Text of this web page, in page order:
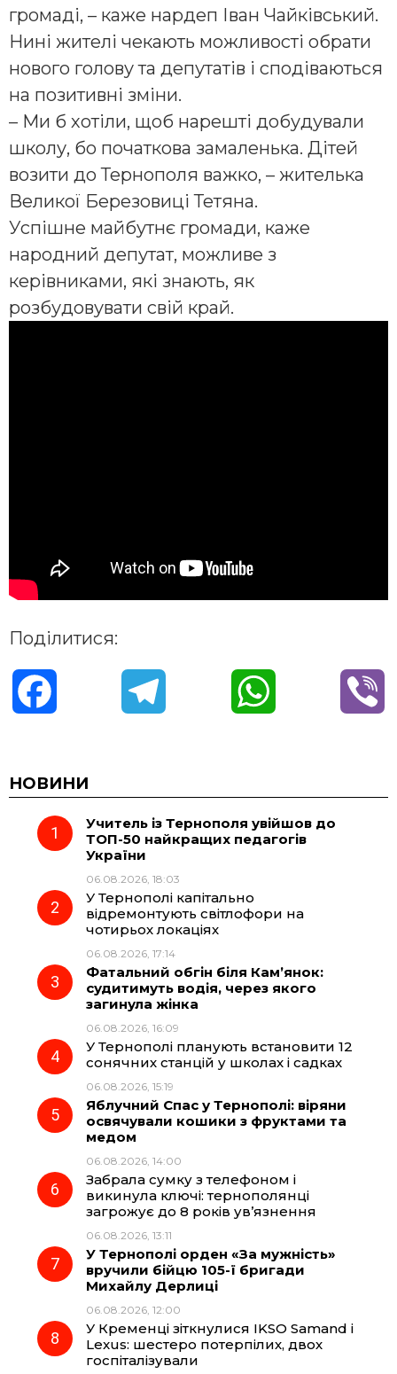
громаді, – каже нардеп Іван Чайківський.
Нині жителі чекають можливості обрати
нового голову та депутатів і сподіваються
на позитивні зміни.
– Ми б хотіли, щоб нарешті добудували
школу, бо початкова замаленька. Дітей
возити до Тернополя важко, – жителька
Великої Березовиці Тетяна.
Успішне майбутнє громади, каже
народний депутат, можливе з
керівниками, які знають, як
розбудовувати свій край.
Поділитися:
c
e
o
k
e
r
a
m
t
A
НОВИНИ
Учитель із Тернополя увійшов до
ТОП-50 найкращих педагогів
України
06.08.2026, 18:03
У Тернополі капітально
відремонтують світлофори на
чотирьох локаціях
06.08.2026, 17:14
Фатальний обгін біля Кам’янок:
судитимуть водія, через якого
загинула жінка
06.08.2026, 16:09
У Тернополі планують встановити 12
сонячних станцій у школах і садках
06.08.2026, 15:19
Яблучний Спас у Тернополі: віряни
освячували кошики з фруктами та
медом
06.08.2026, 14:00
Забрала сумку з телефоном і
викинула ключі: тернополянці
загрожує до 8 років ув’язнення
06.08.2026, 13:11
У Тернополі орден «За мужність»
вручили бійцю 105-ї бригади
Михайлу Дерлиці
06.08.2026, 12:00
У Кременці зіткнулися IKSO Samand і
Lexus: шестеро потерпілих, двох
госпіталізували